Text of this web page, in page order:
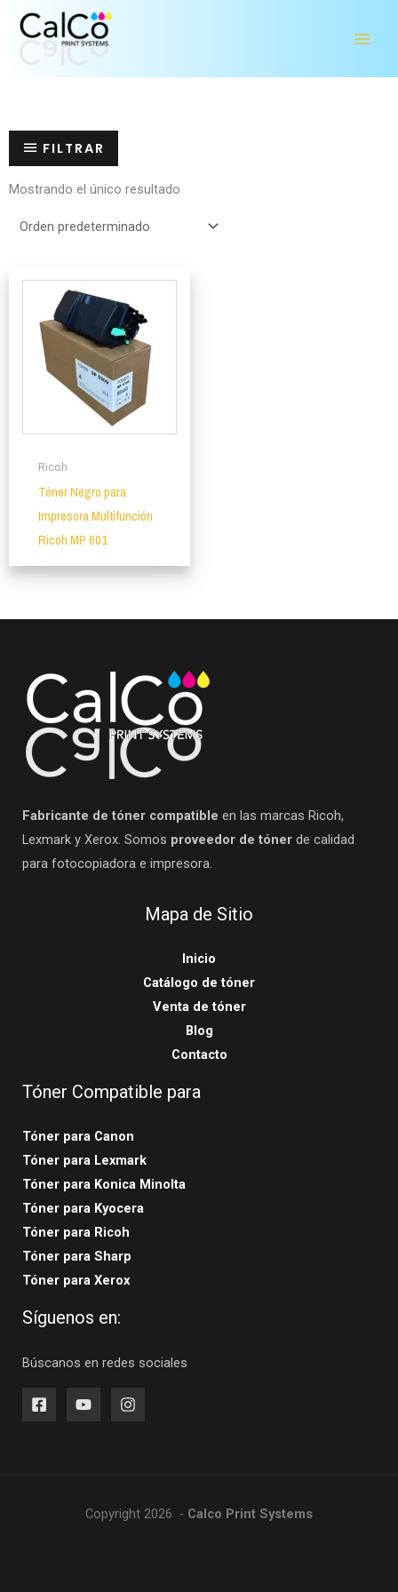
FILTRAR
Mostrando el único resultado
Ricoh
Tóner Negro para
Impresora Multifunción
Ricoh MP 601
Fabricante de tóner compatible en las marcas Ricoh,
Lexmark y Xerox. Somos proveedor de tóner de calidad
para fotocopiadora e impresora.
Mapa de Sitio
Inicio
Catálogo de tóner
Venta de tóner
Blog
Contacto
Tóner Compatible para
Tóner para Canon
Tóner para Lexmark
Tóner para Konica Minolta
Tóner para Kyocera
Tóner para Ricoh
Tóner para Sharp
Tóner para Xerox
Síguenos en:
Búscanos en redes sociales
Copyright 2026 - Calco Print Systems